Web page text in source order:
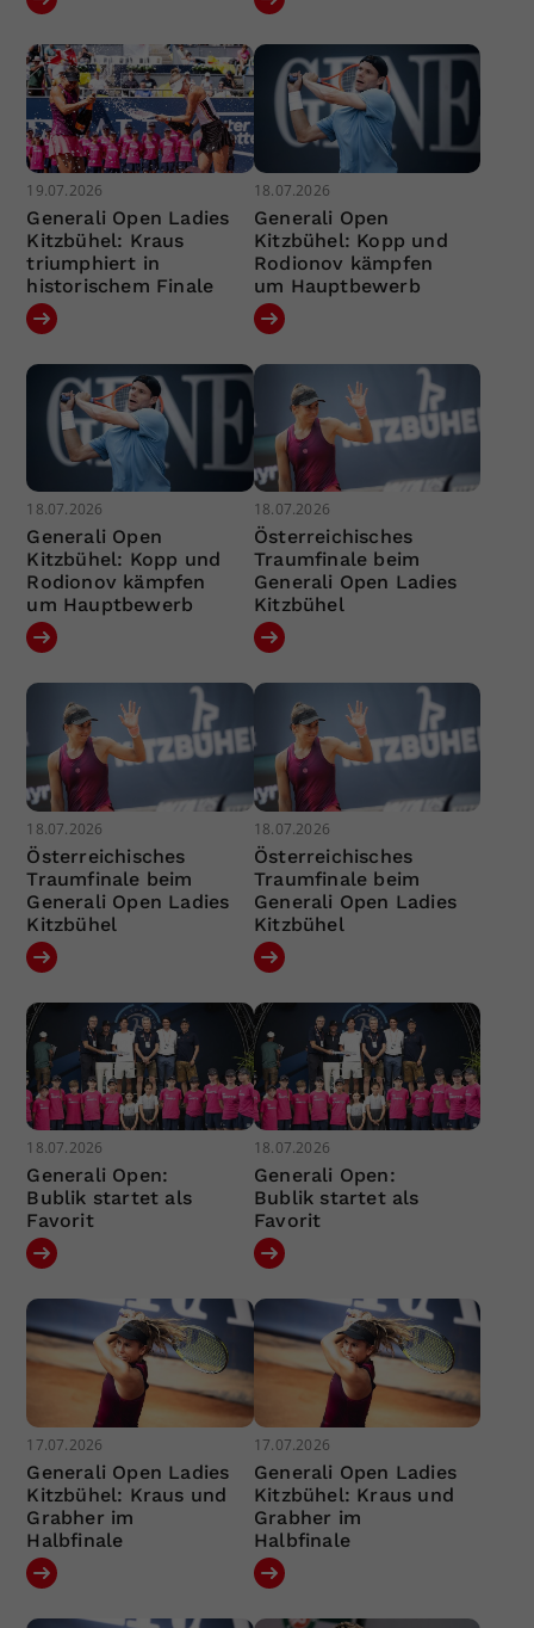
19.07.2026
Generali Open Ladies
Kitzbühel: Kraus
triumphiert in
historischem Finale
18.07.2026
Generali Open
Kitzbühel: Kopp und
Rodionov kämpfen
um Hauptbewerb
18.07.2026
Generali Open
Kitzbühel: Kopp und
Rodionov kämpfen
um Hauptbewerb
18.07.2026
Österreichisches
Traumfinale beim
Generali Open Ladies
Kitzbühel
18.07.2026
Österreichisches
Traumfinale beim
Generali Open Ladies
Kitzbühel
18.07.2026
Österreichisches
Traumfinale beim
Generali Open Ladies
Kitzbühel
18.07.2026
Generali Open:
Bublik startet als
Favorit
18.07.2026
Generali Open:
Bublik startet als
Favorit
17.07.2026
Generali Open Ladies
Kitzbühel: Kraus und
Grabher im
Halbfinale
17.07.2026
Generali Open Ladies
Kitzbühel: Kraus und
Grabher im
Halbfinale